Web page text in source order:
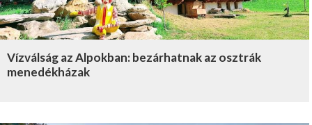
Vízválság az Alpokban: bezárhatnak az osztrák
menedékházak